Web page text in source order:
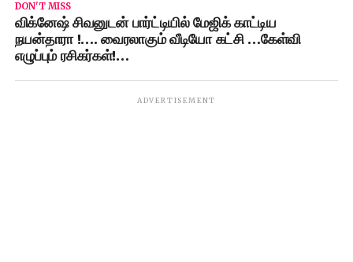
DON'T MISS
விக்னேஷ் சிவனுடன் பார்ட்டியில் மேஜிக் காட்டிய
நயன்தாரா !…. வைரலாகும் வீடியோ கட்சி …கேள்வி
எழுப்பும் ரசிகர்கள்!…
ADVERTISEMENT